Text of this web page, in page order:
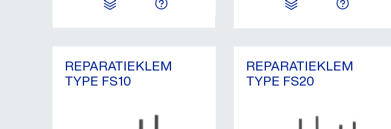
REPARATIEKLEM
TYPE FS10
REPARATIEKLEM
TYPE FS20